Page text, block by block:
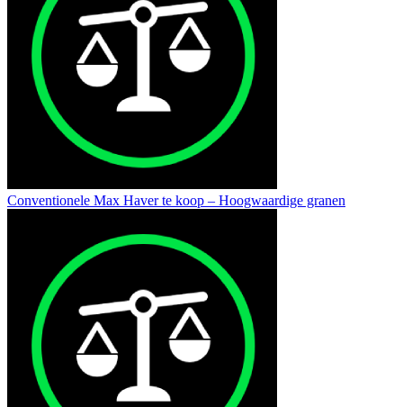
Conventionele Max Haver te koop – Hoogwaardige granen